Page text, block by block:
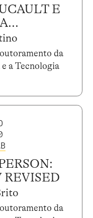
E
da
a Tecnologia
da